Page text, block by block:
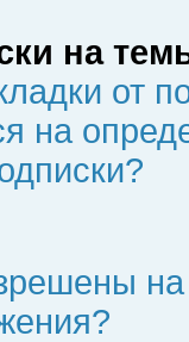
на
от
на